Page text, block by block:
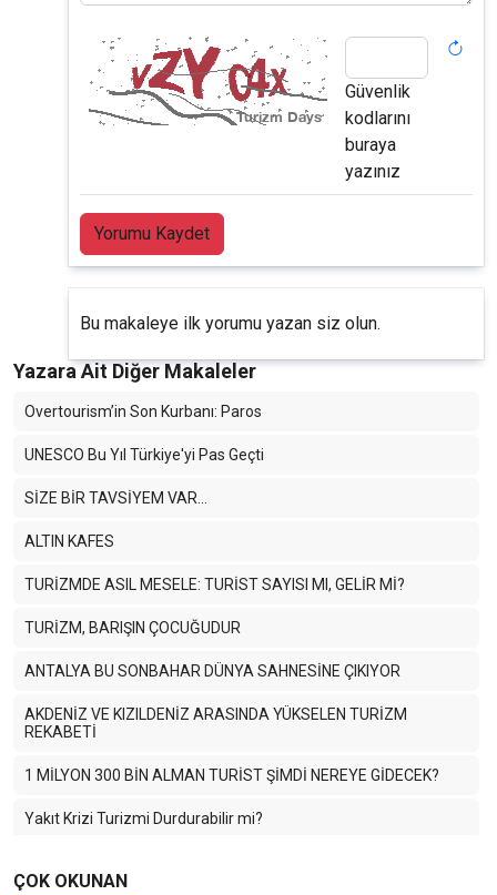
Güvenlik
kodlarını
buraya
yazınız
Yorumu Kaydet
Bu makaleye ilk yorumu yazan siz olun.
Yazara Ait Diğer Makaleler
Overtourism’in Son Kurbanı: Paros
UNESCO Bu Yıl Türkiye'yi Pas Geçti
SİZE BİR TAVSİYEM VAR…
ALTIN KAFES
TURİZMDE ASIL MESELE: TURİST SAYISI MI, GELİR Mİ?
TURİZM, BARIŞIN ÇOCUĞUDUR
ANTALYA BU SONBAHAR DÜNYA SAHNESİNE ÇIKIYOR
AKDENİZ VE KIZILDENİZ ARASINDA YÜKSELEN TURİZM
REKABETİ
1 MİLYON 300 BİN ALMAN TURİST ŞİMDİ NEREYE GİDECEK?
Yakıt Krizi Turizmi Durdurabilir mi?
ÇOK OKUNAN